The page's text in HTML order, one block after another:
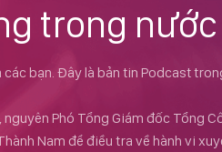
trong
các bạn. Đây là bản tin Podcast
nguyên Phó Tổng Giám đốc Tổng
Nam để điều tra về hành vi